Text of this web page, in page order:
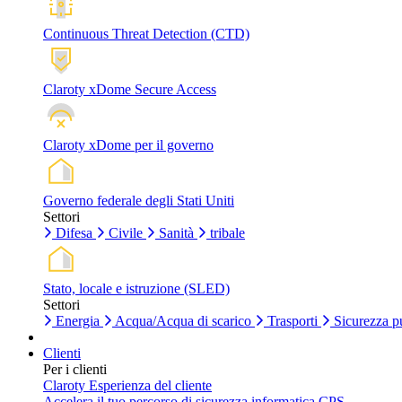
Continuous Threat Detection (CTD)
Claroty xDome Secure Access
Claroty xDome per il governo
Governo federale degli Stati Uniti
Settori
Difesa
Civile Sanità tribale
Stato, locale e istruzione (SLED)
Settori
Energia
Acqua/Acqua di scarico Trasporti Sicurezza
Clienti
Per i clienti
Claroty Esperienza del cliente